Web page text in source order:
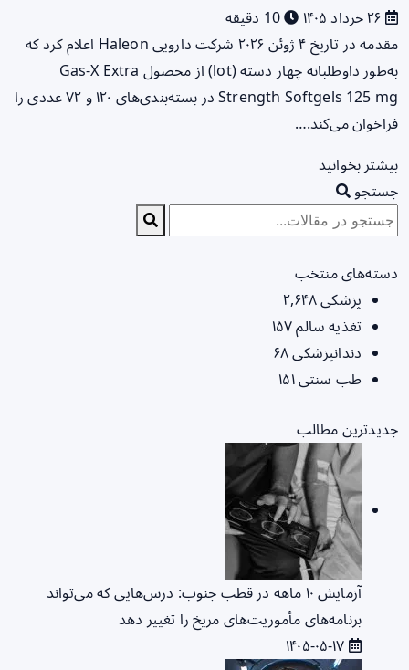
10 دقیقه
مقدمه در تاریخ ۴ ژوئن ۲۰۲۶ شرکت دارویی Haleon اعلام کرد که
به‌طور داوطلبانه چهار دسته (lot) از محصول Gas‑X Extra
Strength Softgels 125 mg در بسته‌بندی‌های ۱۲۰ و ۷۲ عددی را
فراخوان می‌کند.…
بیشتر بخوانید
جستجو
دسته‌های منتخب
پزشکی۲,۶۴۸
تغذیه سالم۱۵۷
دندانپزشکی۶۸
طب سنتی۱۵۱
جدیدترین مطالب
آزمایش ۱۰ ماهه در قطب جنوب: درس‌هایی که می‌تواند
برنامه‌های مأموریت‌های مریخ را تغییر دهد